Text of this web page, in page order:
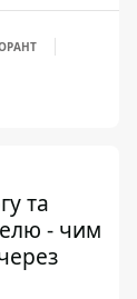
та
- чим